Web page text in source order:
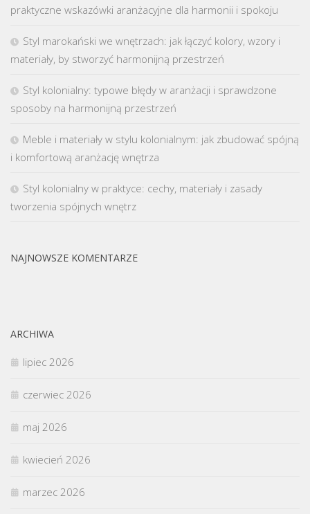
praktyczne wskazówki aranżacyjne dla harmonii i spokoju
Styl marokański we wnętrzach: jak łączyć kolory, wzory i
materiały, by stworzyć harmonijną przestrzeń
Styl kolonialny: typowe błędy w aranżacji i sprawdzone
sposoby na harmonijną przestrzeń
Meble i materiały w stylu kolonialnym: jak zbudować spójną
i komfortową aranżację wnętrza
Styl kolonialny w praktyce: cechy, materiały i zasady
tworzenia spójnych wnętrz
NAJNOWSZE KOMENTARZE
ARCHIWA
lipiec 2026
czerwiec 2026
maj 2026
kwiecień 2026
marzec 2026